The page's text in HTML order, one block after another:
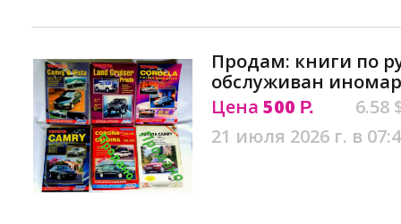
Продам: книги по
обслуживан
Цена 500 Р.
6.58
21 июля 2026 г. в